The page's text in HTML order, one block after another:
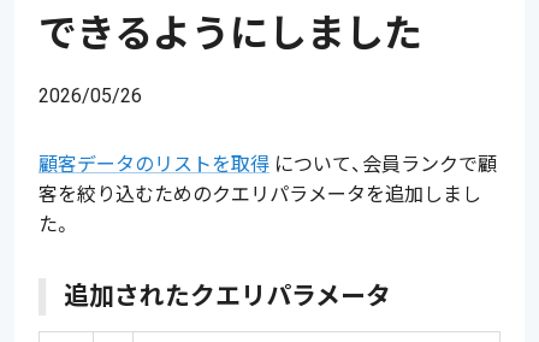
できるようにしました
2026/05/26
顧客データのリストを取得 について、会員ランクで顧
客を絞り込むためのクエリパラメータを追加しまし
た。
追加されたクエリパラメータ